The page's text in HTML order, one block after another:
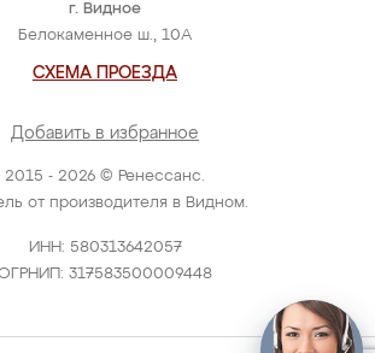
2015 - 2026 © Ренессанс.
от производителя в Видном.
ИНН: 580313642057
317583500009448
г. Видное
Белокаменное ш., 10А
СХЕМА ПРОЕЗДА
Добавить в избранное